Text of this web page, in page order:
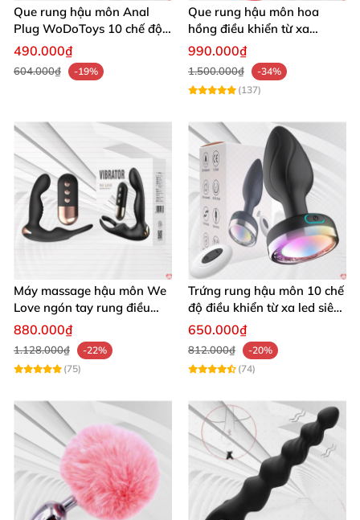
Que rung hậu môn Anal
Plug WoDoToys 10 chế độ
động mạnh gay
490.000₫
604.000₫ -19%
Que rung hậu môn hoa
hồng điều khiển từ xa
massage đa điểm kích thích
990.000₫
1.500.000₫
-34%
(137)
Máy massage hậu môn We
Love ngón tay rung điều
khiển từ xa thoải mái cực
880.000₫
1.128.000₫
-22%
(75)
Trứng rung hậu môn 10 chế
độ điều khiển từ xa led siêu
sướng
650.000₫
812.000₫
-20%
(74)